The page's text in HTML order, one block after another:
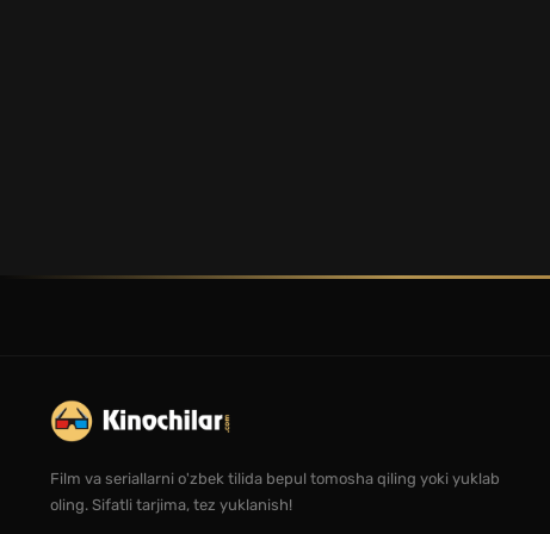
Film va seriallarni o'zbek tilida bepul tomosha qiling yoki yuklab
oling. Sifatli tarjima, tez yuklanish!